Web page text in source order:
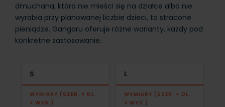
dmuchana, która nie mieści się na działce albo nie
wyrabia przy planowanej liczbie dzieci, to stracone
pieniądze. Gangaru oferuje różne warianty, każdy pod
konkretne zastosowanie.
S
WYMIARY (SZER. × DŁ.
× WYS.)
L
WYMIARY (SZER. × DŁ.
× WYS.)